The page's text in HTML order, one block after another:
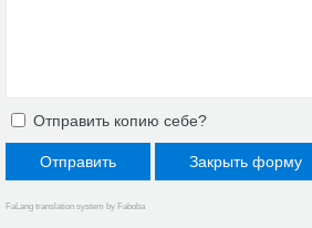
Отправить копию себе?
Отправить Закрыть форму
FaLang translation system by Faboba